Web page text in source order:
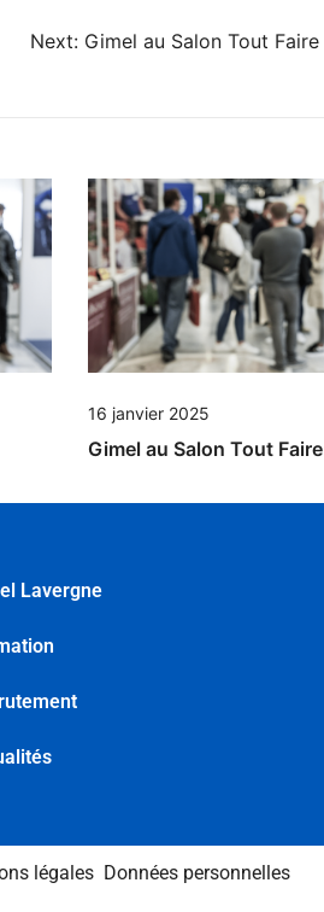
Next: Gimel au Salon Tout Faire
16 janvier 2025
Gimel au Salon Tout Faire
Lavergne
légales Données personnelles